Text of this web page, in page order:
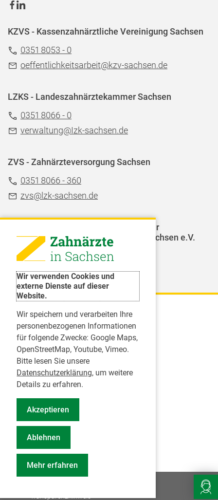
Wir verwenden Cookies und
externe Dienste auf dieser
Website.
Wir speichern und verarbeiten Ihre
personenbezogenen Informationen
für folgende Zwecke: Google Maps,
OpenStreetMap, Youtube, Vimeo.
Bitte lesen Sie unsere
Datenschutzerklärung, um weitere
Details zu erfahren.
Akzeptieren
Ablehnen
Mehr erfahren
KZVS - Kassenzahnärztliche Vereinigung Sachsen
0351 8053 - 0
oeffentlichkeitsarbeit@kzv-sachsen.de
LZKS - Landeszahnärztekammer Sachsen
0351 8066 - 0
verwaltung@Izk-sachsen.de
ZVS - Zahnärzteversorgung Sachsen
0351 8066 - 360
zvs@lzk-sachsen.de
LAGZ - Landesarbeitsgemeinschaft für
Jugendzahnpflege des Freistaates Sachsen e.V.
Karriere
Inserate
Praktikum in einer Zahnarztpraxis
Jobs im Zahnärztehaus
Presse
Pressemitteilungen